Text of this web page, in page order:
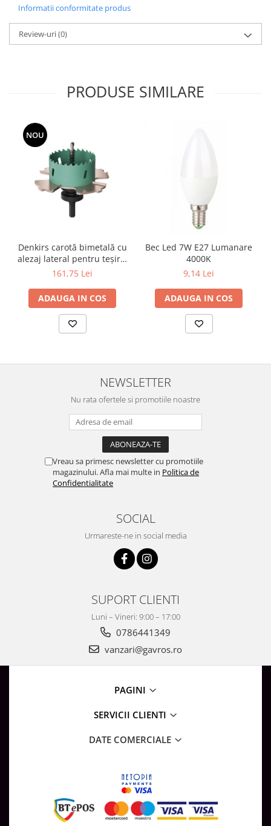
Panasonic Arkedia Slim
Aparataj Modular
Bticino Living NOW
Gama Matix Bticino
Doze de Pardoseala
Doze de Pardoseala Universale
Incara Legrand
Iluminat Interior
Aplice - Plafoniere
Lampi de Birou
Lampadare
Iluminat Scari/Trepte
Sisteme de Iluminat Plug & Play
Iluminat Exterior
Proiectoare LED
Aplice de Exterior
Spoturi Exterior Incastrabile
Lampi Solare
Controlere și senzori LED
Surse de Alimentare si Accesorii
Corpuri Liniare LED Industriale
Corp Iluminat Led Highbay
Iluminat Stradal
Stalpi Decorativi
Plafoniere cu ventilator integrat
Informatii conformitate produs
Review-uri(0)
PRODUSE SIMILARE
NOU
Denkirs carotă bimetală cu
alezaj lateral pentru teșire,
70×115 mm
161,75 Lei
ADAUGA IN COS
Bec Led 7W E27 Lumanare
4000K
9,14 Lei
ADAUGA IN COS
NEWSLETTER
Nu rata ofertele si promotiile noastre
Vreau sa primesc newsletter cu promotiile
magazinului. Afla mai multe in Politica de
Confidentialitate
SOCIAL
Urmareste-ne in social media
SUPORT CLIENTI
Luni – Vineri: 9:00 – 17:00
0786441349
vanzari@gavros.ro
PAGINI
SERVICII CLIENTI
DATE COMERCIALE